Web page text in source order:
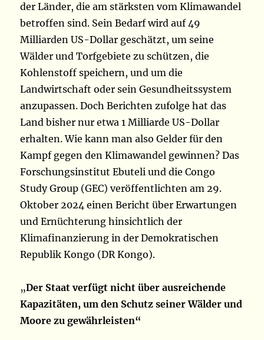
der Länder, die am stärksten vom Klimawandel
betroffen sind. Sein Bedarf wird auf 49
Milliarden US-Dollar geschätzt, um seine
Wälder und Torfgebiete zu schützen, die
Kohlenstoff speichern, und um die
Landwirtschaft oder sein Gesundheitssystem
anzupassen. Doch Berichten zufolge hat das
Land bisher nur etwa 1 Milliarde US-Dollar
erhalten. Wie kann man also Gelder für den
Kampf gegen den Klimawandel gewinnen? Das
Forschungsinstitut Ebuteli und die Congo
Study Group (GEC) veröffentlichten am 29.
Oktober 2024 einen Bericht über Erwartungen
und Ernüchterung hinsichtlich der
Klimafinanzierung in der Demokratischen
Republik Kongo (DR Kongo).
„Der Staat verfügt nicht über ausreichende
Kapazitäten, um den Schutz seiner Wälder und
Moore zu gewährleisten“